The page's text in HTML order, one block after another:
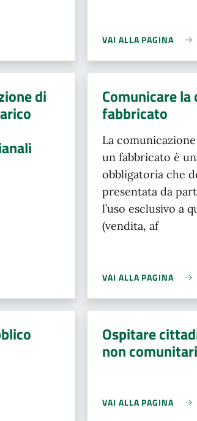
VAI ALLA PAGINA
di Comunicare la
fabbricato
La
un fabbricato è
obbligatoria che
presentata da
l’uso esclusivo a
(vendita, af
VAI ALLA PAGINA
Ospitare
non
VAI ALLA PAGINA